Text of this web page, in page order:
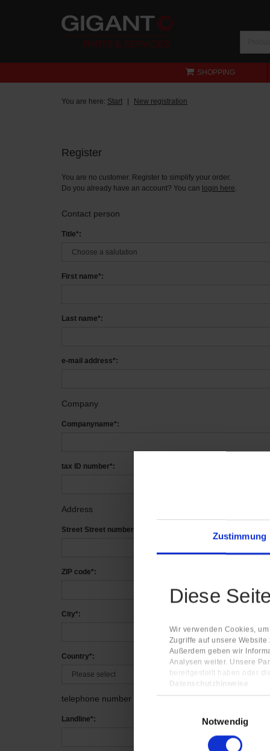
Zustimmung
Diese
Wir verwenden Cookies,
Zugriffe auf unsere
Außerdem geben wir
Analysen weiter. Unsere
bereitgestellt haben oder
Datenschutzhinweise
Impressum
Notwendig
SHOPPING
You are here: Start New registration
Register
You are no customer. Register to simplify your order.
Do you already have an account? You can login here.
Contact person
Title*:
First name*:
Last name*:
e-mail address*:
Company
Companyname*:
tax ID number*:
Address
Street Street number*:
ZIP code*:
City*:
Country*:
telephone number
Landline*: